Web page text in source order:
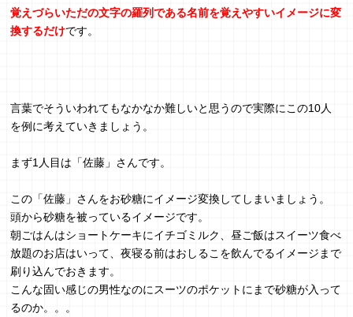
覚えづらいただの文字の羅列である名前を覚えやすいイメージに変
換するだけです。
言葉でそういわれてもなかなか難しいと思うので実際にこの10人
を例に考えていきましょう。
まず1人目は「佐藤」さんです。
この「佐藤」さんをお砂糖にイメージ変換してしまいましょう。
頭から砂糖を被っているイメージです。
朝ごはんはショートケーキにイチゴミルク、昼ご飯はスイーツ食べ
放題のお店はいって、夜寝る前はおしるこを飲んでるイメージまで
刷り込んでおきます。
こんな固い感じの男性なのにスーツのポケットにまで砂糖が入って
るのか。。。